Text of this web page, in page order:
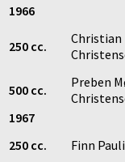
1966
250 cc.
Christian
500 cc.
Preben
1967
250 cc.
Finn